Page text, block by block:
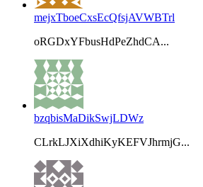
mejxTboeCxsEcQfsjAVWBTrl
oRGDxYFbusHdPeZhdCA...
bzqbisMaDikSwjLDWz
CLrkLJXiXdhiKyKEFVJhrmjG...